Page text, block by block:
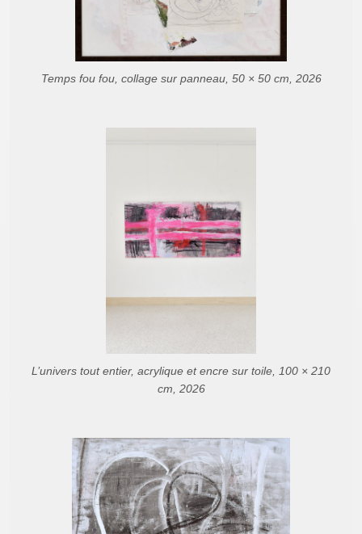
Temps fou fou, collage sur panneau, 50 × 50 cm, 2026
L’univers tout entier, acrylique et encre sur toile, 100 × 210
cm, 2026